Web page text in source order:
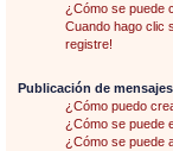
¿Cómo se puede
Cuando hago clic
registre!
Publicación de mensajes
¿Cómo puedo
¿Cómo se puede
¿Cómo se puede